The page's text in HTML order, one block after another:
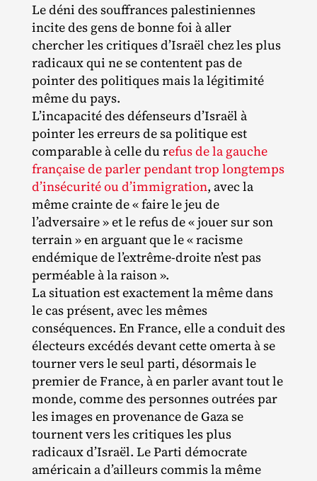
Le déni des souffrances palestiniennes
incite des gens de bonne foi à aller
chercher les critiques d’Israël chez les plus
radicaux qui ne se contentent pas de
pointer des politiques mais la légitimité
même du pays.
L’incapacité des défenseurs d’Israël à
pointer les erreurs de sa politique est
comparable à celle du refus de la gauche
française de parler pendant trop longtemps
d’insécurité ou d’immigration, avec la
même crainte de « faire le jeu de
l’adversaire » et le refus de « jouer sur son
terrain » en arguant que le « racisme
endémique de l’extrême-droite n’est pas
perméable à la raison ».
La situation est exactement la même dans
le cas présent, avec les mêmes
conséquences. En France, elle a conduit des
électeurs excédés devant cette omerta à se
tourner vers le seul parti, désormais le
premier de France, à en parler avant tout le
monde, comme des personnes outrées par
les images en provenance de Gaza se
tournent vers les critiques les plus
radicaux d’Israël. Le Parti démocrate
américain a d’ailleurs commis la même